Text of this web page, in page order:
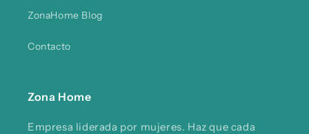
ZonaHome Blog
Contacto
Zona Home
Empresa liderada por mujeres. Haz que cada